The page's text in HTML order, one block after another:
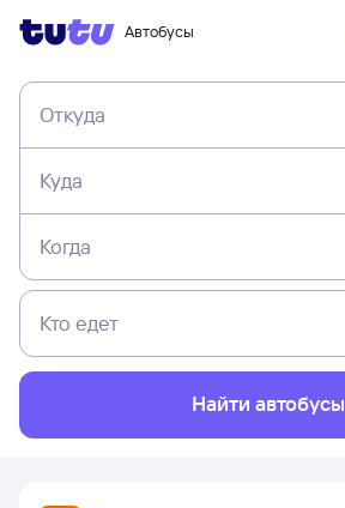
Автобусы
Откуда
Куда
Когда
Кто едет
Найти автобусы